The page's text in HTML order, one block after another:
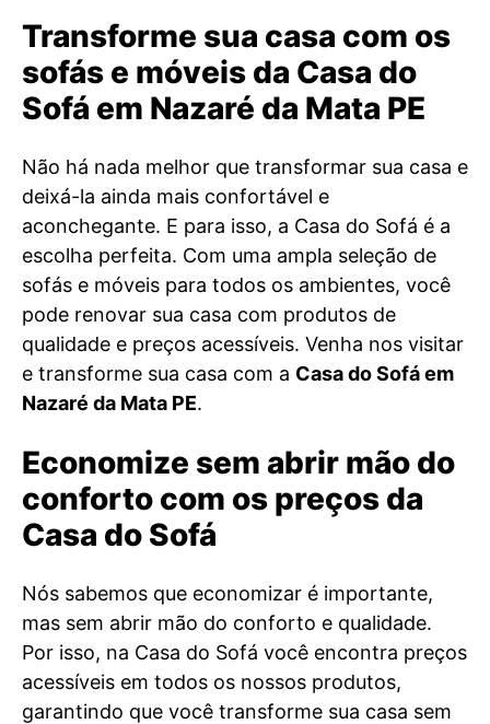
Transforme sua casa com os
sofás e móveis da Casa do
Sofá em Nazaré da Mata PE
Não há nada melhor que transformar sua casa e
deixá-la ainda mais confortável e
aconchegante. E para isso, a Casa do Sofá é a
escolha perfeita. Com uma ampla seleção de
sofás e móveis para todos os ambientes, você
pode renovar sua casa com produtos de
qualidade e preços acessíveis. Venha nos visitar
e transforme sua casa com a Casa do Sofá em
Nazaré da Mata PE.
Economize sem abrir mão do
conforto com os preços da
Casa do Sofá
Nós sabemos que economizar é importante,
mas sem abrir mão do conforto e qualidade.
Por isso, na Casa do Sofá você encontra preços
acessíveis em todos os nossos produtos,
garantindo que você transforme sua casa sem